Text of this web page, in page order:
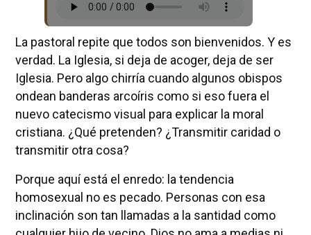
La pastoral repite que todos son bienvenidos. Y es
verdad. La Iglesia, si deja de acoger, deja de ser
Iglesia. Pero algo chirría cuando algunos obispos
ondean banderas arcoíris como si eso fuera el
nuevo catecismo visual para explicar la moral
cristiana. ¿Qué pretenden? ¿Transmitir caridad o
transmitir otra cosa?
Porque aquí está el enredo: la tendencia
homosexual no es pecado. Personas con esa
inclinación son tan llamadas a la santidad como